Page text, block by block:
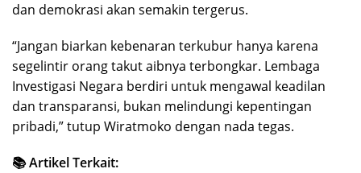
dan demokrasi akan semakin tergerus.
“Jangan biarkan kebenaran terkubur hanya karena
segelintir orang takut aibnya terbongkar. Lembaga
Investigasi Negara berdiri untuk mengawal keadilan
dan transparansi, bukan melindungi kepentingan
pribadi,” tutup Wiratmoko dengan nada tegas.
📚 Artikel Terkait: